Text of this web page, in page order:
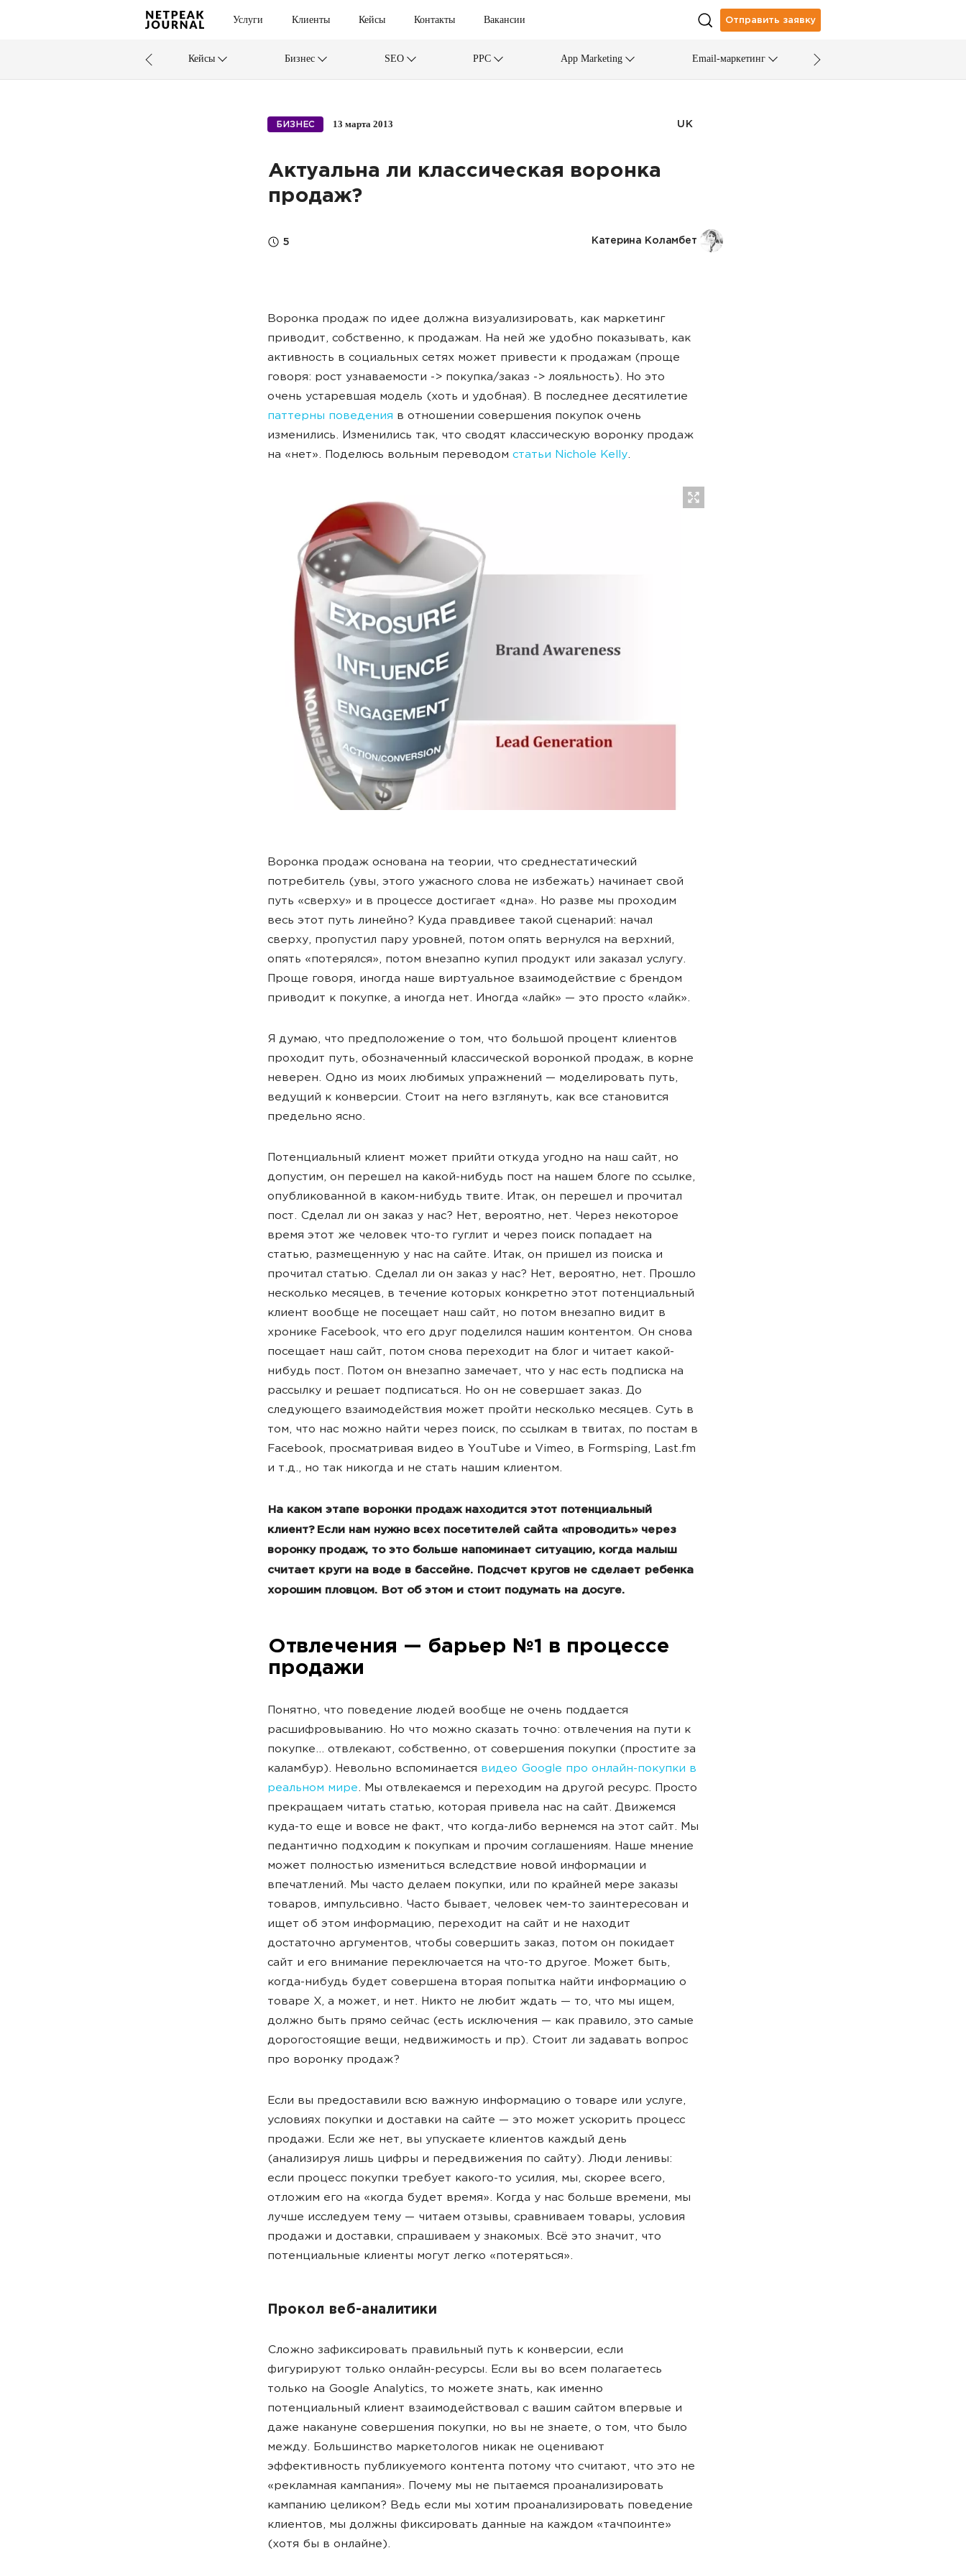
Услуги Клиенты Кейсы Контакты Вакансии Отправить заявку
Кейсы Бизнес SEO PPC App Marketing Email-маркетинг
БИЗНЕС 13 марта 2013 UK
Актуальна ли классическая воронка
продаж?
5 Катерина Коламбет
Воронка продаж по идее должна визуализировать, как маркетинг
приводит, собственно, к продажам. На ней же удобно показывать, как
активность в социальных сетях может привести к продажам (проще
говоря: рост узнаваемости -> покупка/заказ -> лояльность). Но это
очень устаревшая модель (хоть и удобная). В последнее десятилетие
паттерны поведения в отношении совершения покупок очень
изменились. Изменились так, что сводят классическую воронку продаж
на «нет». Поделюсь вольным переводом статьи Nichole Kelly.
Воронка продаж основана на теории, что среднестатический
потребитель (увы, этого ужасного слова не избежать) начинает свой
путь «сверху» и в процессе достигает «дна». Но разве мы проходим
весь этот путь линейно? Куда правдивее такой сценарий: начал
сверху, пропустил пару уровней, потом опять вернулся на верхний,
опять «потерялся», потом внезапно купил продукт или заказал услугу.
Проще говоря, иногда наше виртуальное взаимодействие с брендом
приводит к покупке, а иногда нет. Иногда «лайк» — это просто «лайк».
Я думаю, что предположение о том, что большой процент клиентов
проходит путь, обозначенный классической воронкой продаж, в корне
неверен. Одно из моих любимых упражнений — моделировать путь,
ведущий к конверсии. Стоит на него взглянуть, как все становится
предельно ясно.
Потенциальный клиент может прийти откуда угодно на наш сайт, но
допустим, он перешел на какой-нибудь пост на нашем блоге по ссылке,
опубликованной в каком-нибудь твите. Итак, он перешел и прочитал
пост. Сделал ли он заказ у нас? Нет, вероятно, нет. Через некоторое
время этот же человек что-то гуглит и через поиск попадает на
статью, размещенную у нас на сайте. Итак, он пришел из поиска и
прочитал статью. Сделал ли он заказ у нас? Нет, вероятно, нет. Прошло
несколько месяцев, в течение которых конкретно этот потенциальный
клиент вообще не посещает наш сайт, но потом внезапно видит в
хронике Facebook, что его друг поделился нашим контентом. Он снова
посещает наш сайт, потом снова переходит на блог и читает какой-
нибудь пост. Потом он внезапно замечает, что у нас есть подписка на
рассылку и решает подписаться. Но он не совершает заказ. До
следующего взаимодействия может пройти несколько месяцев. Суть в
том, что нас можно найти через поиск, по ссылкам в твитах, по постам в
Facebook, просматривая видео в YouTube и Vimeo, в Formsping, Last.fm
и т.д., но так никогда и не стать нашим клиентом.
На каком этапе воронки продаж находится этот потенциальный
клиент? Если нам нужно всех посетителей сайта «проводить» через
воронку продаж, то это больше напоминает ситуацию, когда малыш
считает круги на воде в бассейне. Подсчет кругов не сделает ребенка
хорошим пловцом. Вот об этом и стоит подумать на досуге.
Отвлечения — барьер №1 в процессе
продажи
Понятно, что поведение людей вообще не очень поддается
расшифровыванию. Но что можно сказать точно: отвлечения на пути к
покупке... отвлекают, собственно, от совершения покупки (простите за
каламбур). Невольно вспоминается видео Google про онлайн-покупки в
реальном мире. Мы отвлекаемся и переходим на другой ресурс. Просто
прекращаем читать статью, которая привела нас на сайт. Движемся
куда-то еще и вовсе не факт, что когда-либо вернемся на этот сайт. Мы
педантично подходим к покупкам и прочим соглашениям. Наше мнение
может полностью измениться вследствие новой информации и
впечатлений. Мы часто делаем покупки, или по крайней мере заказы
товаров, импульсивно. Часто бывает, человек чем-то заинтересован и
ищет об этом информацию, переходит на сайт и не находит
достаточно аргументов, чтобы совершить заказ, потом он покидает
сайт и его внимание переключается на что-то другое. Может быть,
когда-нибудь будет совершена вторая попытка найти информацию о
товаре Х, а может, и нет. Никто не любит ждать — то, что мы ищем,
должно быть прямо сейчас (есть исключения — как правило, это самые
дорогостоящие вещи, недвижимость и пр). Стоит ли задавать вопрос
про воронку продаж?
Если вы предоставили всю важную информацию о товаре или услуге,
условиях покупки и доставки на сайте — это может ускорить процесс
продажи. Если же нет, вы упускаете клиентов каждый день
(анализируя лишь цифры и передвижения по сайту). Люди ленивы:
если процесс покупки требует какого-то усилия, мы, скорее всего,
отложим его на «когда будет время». Когда у нас больше времени, мы
лучше исследуем тему — читаем отзывы, сравниваем товары, условия
продажи и доставки, спрашиваем у знакомых. Всё это значит, что
потенциальные клиенты могут легко «потеряться».
Прокол веб-аналитики
Сложно зафиксировать правильный путь к конверсии, если
фигурируют только онлайн-ресурсы. Если вы во всем полагаетесь
только на Google Analytics, то можете знать, как именно
потенциальный клиент взаимодействовал с вашим сайтом впервые и
даже накануне совершения покупки, но вы не знаете, о том, что было
между. Большинство маркетологов никак не оценивают
эффективность публикуемого контента потому что считают, что это не
«рекламная кампания». Почему мы не пытаемся проанализировать
кампанию целиком? Ведь если мы хотим проанализировать поведение
клиентов, мы должны фиксировать данные на каждом «тачпоинте»
(хотя бы в онлайне).